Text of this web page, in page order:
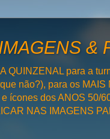
&
QUINZENAL para a
não?), para os
ícones dos ANOS 50/
NAS IMAGENS